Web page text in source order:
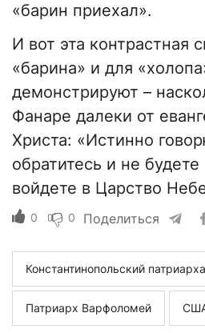
«барин приехал».
И вот эта контрастная
«барина» и для
демонстрируют –
Фанаре далеки от
Христа: «Истинно
обратитесь и не
войдете в Царство
0 0 Поделиться
Константинопольский
Патриарх Варфоломей